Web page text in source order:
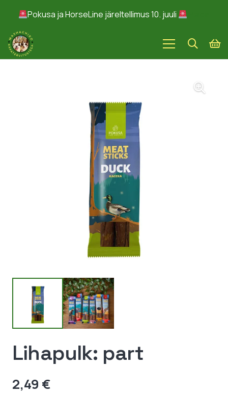
Pokusa ja HorseLine järeltellimus 10. juuli
Lihapulk: part
2,49 €